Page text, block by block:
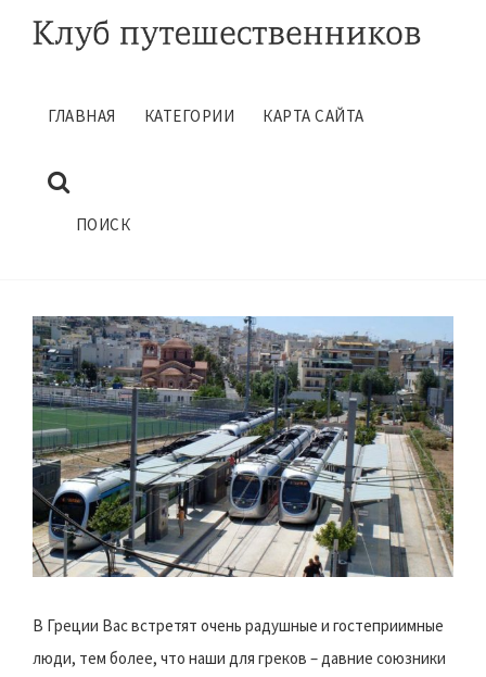
ГЛАВНАЯ КАТЕГОРИИ КАРТА САЙТА
ПОИСК
ГРЕЦИЯ СОВЕТЫ ТУРИСТАМ
В Греции Вас встретят очень радушные и гостеприимные
люди, тем более, что наши для греков – давние союзники